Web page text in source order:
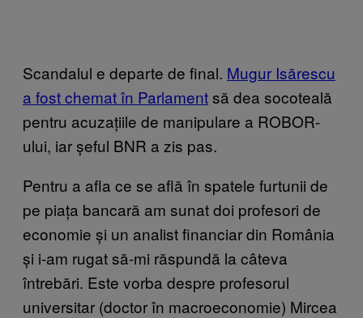
Scandalul e departe de final. Mugur Isărescu
a fost chemat în Parlamentsă dea socoteală
pentru acuzațiile de manipulare a ROBOR-
ului, iar șeful BNR a zis pas.
Pentru a afla ce se află în spatele furtunii de
pe piața bancară am sunat doi profesori de
economie și un analist financiar din România
și i-am rugat să-mi răspundă la câteva
întrebări. Este vorba despre profesorul
universitar (doctor în macroeconomie) Mircea